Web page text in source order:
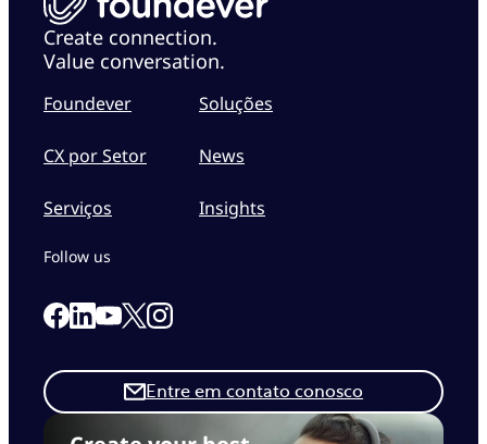
Create connection.
Value conversation.
Foundever
CX por Setor
Serviços
Soluções
News
Insights
Entre em contato conosco
Follow us
Link to our Facebook page
Link to our Linkedin page
Link to our Youtube page
Link to our X page
Link to our Instagram page